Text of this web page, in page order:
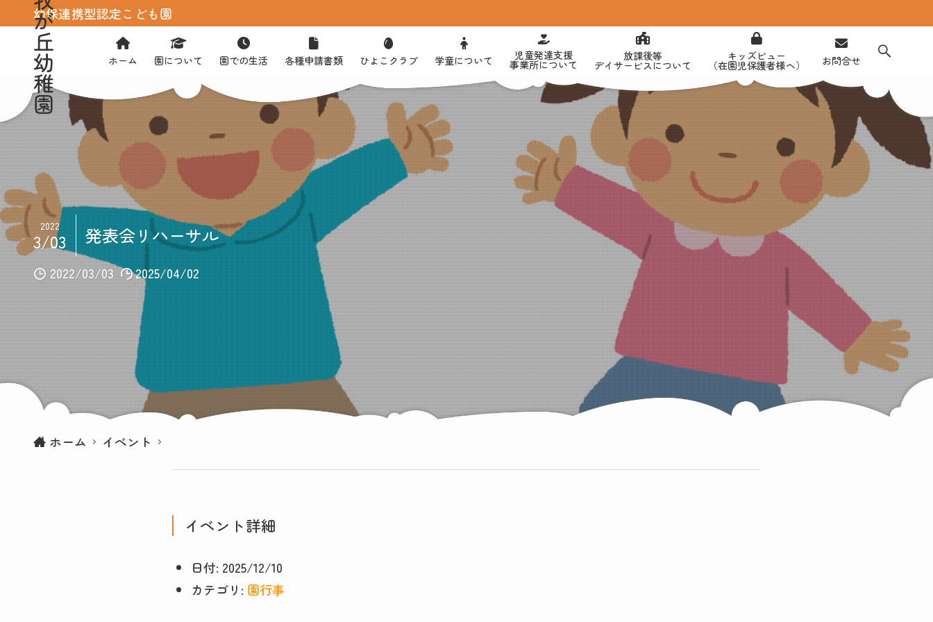
幼保連携型認定こども園
が
丘
幼
稚
園
ホーム 園について 園での生活 各種申請書類 ひよこクラブ 学童について 児童発達支援
事業所について
放課後等
デイサービスについて
キッズビュー
（在園児保護者様へ） お問合せ
発表会リハーサル
2022
3/03
2022/03/03 2025/04/02
ホーム イベント
イベント詳細
日付: 2025/12/10
カテゴリ: 園行事